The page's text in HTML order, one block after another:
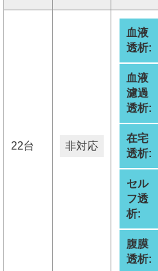
22台 非対応
血液
透析:
血液
濾過
透析:
在宅
透析:
セル
フ透
析:
腹膜
透析: